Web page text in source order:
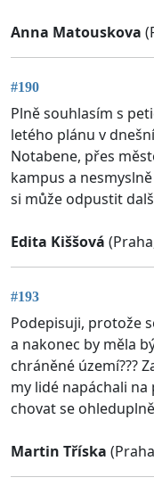
Anna Matouskova
#190
Plně souhlasím s
letého plánu v
Notabene, přes
kampus a
si může odpustit
Edita Kiššová
#193
Podepisuji, protože
a nakonec by měla
chráněné území???
my lidé napáchali na
chovat se
Martin Tříska